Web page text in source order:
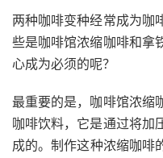
两种咖啡变种经常成为咖
些是咖啡馆浓缩咖啡和拿
心成为必须的呢？
最重要的是，咖啡馆浓缩
咖啡饮料，它是通过将加
成的。制作这种浓缩咖啡